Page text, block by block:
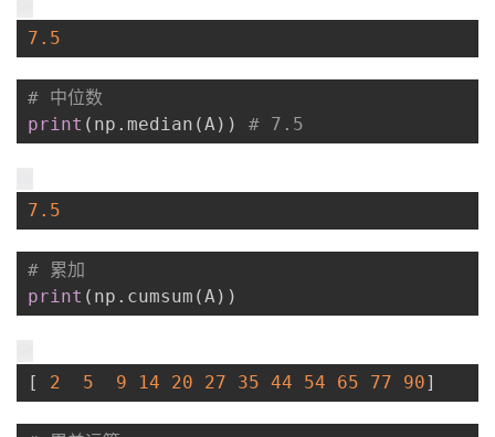
7.5
# 中位数
print ( np . median (A) ) # 7.5
7.5
# 累加
print ( np . cumsum (A) )
[ 2 5 9 14 20 27 35 44 54 65 77 90]